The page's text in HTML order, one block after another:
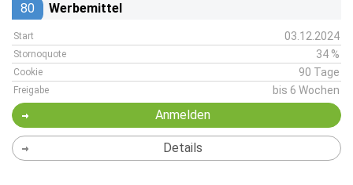
80 Werbemittel
Start 03.12.2024
Stornoquote 34 %
Cookie 90 Tage
Freigabe bis 6 Wochen
Anmelden
Details